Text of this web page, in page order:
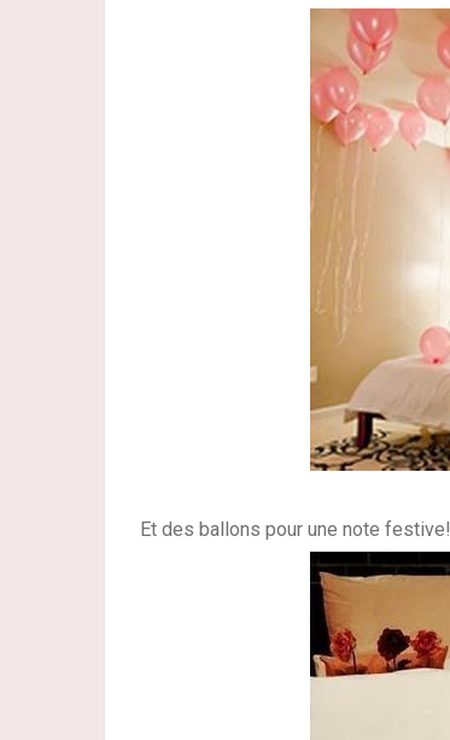
Et des ballons pour une note festive!